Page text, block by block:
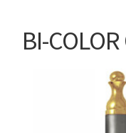
BI-